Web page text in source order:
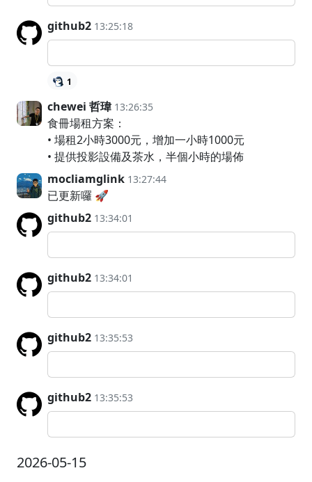
github2 13:25:18
1
chewei 哲瑋 13:26:35
食冊場租方案：
• 場租2小時3000元，增加一小時1000元
• 提供投影設備及茶水，半個小時的場佈
mocliamglink 13:27:44
已更新囉 🚀
github2 13:34:01
github2 13:34:01
github2 13:35:53
github2 13:35:53
2026-05-15